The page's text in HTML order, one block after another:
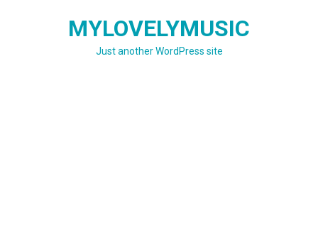
MYLOVELYMUSIC
Just another WordPress site